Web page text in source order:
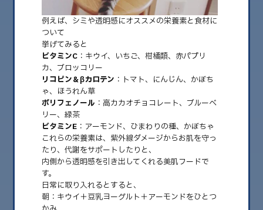
2026.06
2026.05
2026.04
2026.03
2026.02
2026.01
2025.12
2025.11
2025.10
2025.09
例えば、シミや透明感にオススメの栄養素と食材に
ついて
挙げてみると
ビタミンC ：キウイ、いちご、柑橘類、赤パプリ
カ、ブロッコリー
リコピン＆βカロテン ：トマト、にんじん、かぼち
ゃ、ほうれん草
ポリフェノール ：高カカオチョコレート、ブルーベ
リー、緑茶
ビタミンE ：アーモンド、ひまわりの種、かぼちゃ
これらの栄養素は、紫外線ダメージからお肌を守っ
たり、代謝をサポートしたりと、
内側から透明感を引き出してくれる美肌フードで
す。
日常に取り入れるとすると、
朝：キウイ＋豆乳ヨーグルト＋アーモンドをひとつ